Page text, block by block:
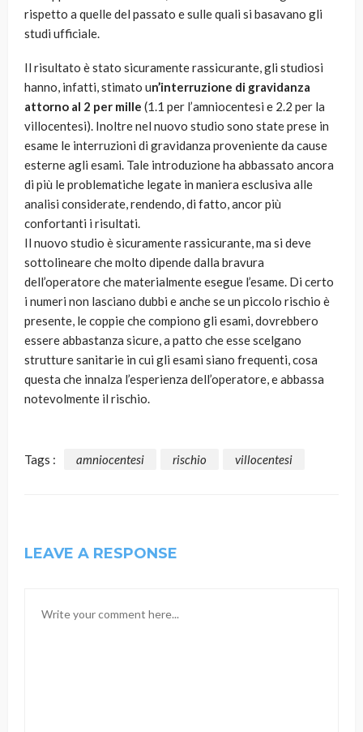
rispetto a quelle del passato e sulle quali si basavano gli
studi ufficiale.
Il risultato è stato sicuramente rassicurante, gli studiosi
hanno, infatti, stimato un’interruzione di gravidanza
attorno al 2 per mille (1.1 per l’amniocentesi e 2.2 per la
villocentesi). Inoltre nel nuovo studio sono state prese in
esame le interruzioni di gravidanza proveniente da cause
esterne agli esami. Tale introduzione ha abbassato ancora
di più le problematiche legate in maniera esclusiva alle
analisi considerate, rendendo, di fatto, ancor più
confortanti i risultati.
Il nuovo studio è sicuramente rassicurante, ma si deve
sottolineare che molto dipende dalla bravura
dell’operatore che materialmente esegue l’esame. Di certo
i numeri non lasciano dubbi e anche se un piccolo rischio è
presente, le coppie che compiono gli esami, dovrebbero
essere abbastanza sicure, a patto che esse scelgano
strutture sanitarie in cui gli esami siano frequenti, cosa
questa che innalza l’esperienza dell’operatore, e abbassa
notevolmente il rischio.
Tags : amniocentesi rischio villocentesi
LEAVE A RESPONSE